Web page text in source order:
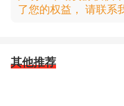
了您的权益， 请联系
其他推荐